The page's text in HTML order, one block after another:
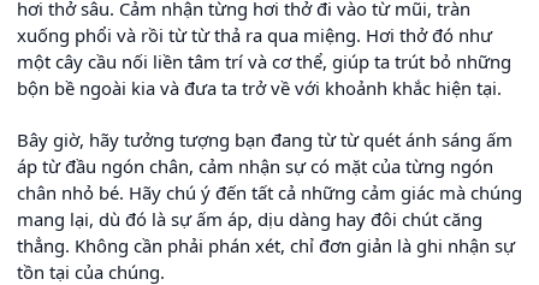
hơi thở sâu. Cảm nhận từng hơi thở đi vào từ mũi, tràn
xuống phổi và rồi từ từ thả ra qua miệng. Hơi thở đó như
một cây cầu nối liền tâm trí và cơ thể, giúp ta trút bỏ những
bộn bề ngoài kia và đưa ta trở về với khoảnh khắc hiện tại.
Bây giờ, hãy tưởng tượng bạn đang từ từ quét ánh sáng ấm
áp từ đầu ngón chân, cảm nhận sự có mặt của từng ngón
chân nhỏ bé. Hãy chú ý đến tất cả những cảm giác mà chúng
mang lại, dù đó là sự ấm áp, dịu dàng hay đôi chút căng
thẳng. Không cần phải phán xét, chỉ đơn giản là ghi nhận sự
tồn tại của chúng.